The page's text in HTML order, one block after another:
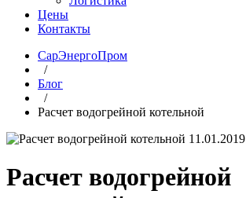
Цены
Контакты
СарЭнергоПром
/
Блог
/
Расчет водогрейной котельной
11.01.2019
Расчет водогрейной